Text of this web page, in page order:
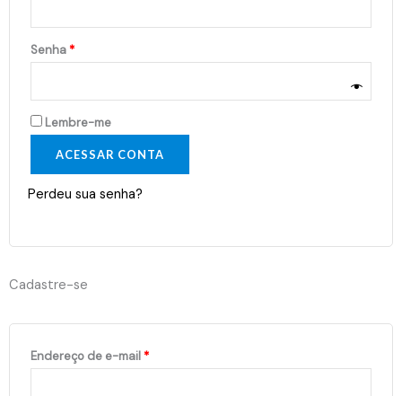
Senha *
Lembre-me
ACESSAR CONTA
Perdeu sua senha?
Cadastre-se
Endereço de e-mail *